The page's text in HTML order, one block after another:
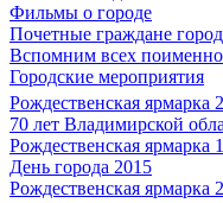
Фильмы о городе
Почетные граждане
Вспомним всех поименно
Городские мероприятия
Рождественская ярмарка
70 лет Владимирской
Рождественская ярмарка
День города 2015
Рождественская